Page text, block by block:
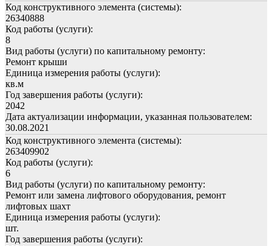
Код конструктивного элемента (системы):
26340888
Код работы (услуги):
8
Вид работы (услуги) по капитальному ремонту:
Ремонт крыши
Единица измерения работы (услуги):
кв.м
Год завершения работы (услуги):
2042
Дата актуализации информации, указанная пользователем:
30.08.2021
Код конструктивного элемента (системы):
263409902
Код работы (услуги):
6
Вид работы (услуги) по капитальному ремонту:
Ремонт или замена лифтового оборудования, ремонт
лифтовых шахт
Единица измерения работы (услуги):
шт.
Год завершения работы (услуги):